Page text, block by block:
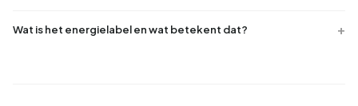
Wat is het energielabel en wat betekent dat?